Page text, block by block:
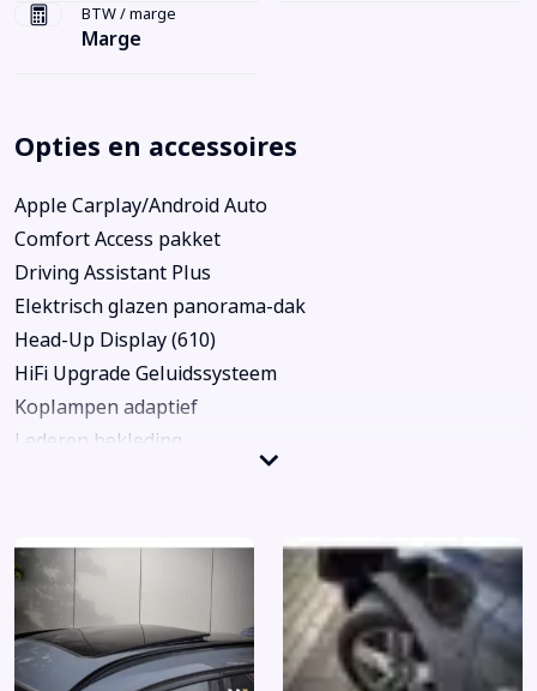
BTW / marge
Marge
Opties en accessoires
Apple Carplay/Android Auto
Comfort Access pakket
Driving Assistant Plus
Elektrisch glazen panorama-dak
Head-Up Display (610)
HiFi Upgrade Geluidssysteem
Koplampen adaptief
Lederen bekleding
Stuur verwarmd
Trekhaak met afneembare kogel
Achterbank in delen neerklapbaar
Achteropkomend verkeer waarschuwing
Adaptive cruise control